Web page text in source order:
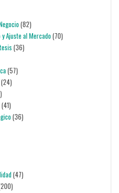
(82)
Ajuste al Mercado(70)
(36)
(57)
(41)
(36)
(47)